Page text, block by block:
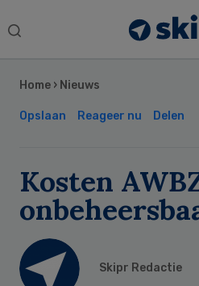
Search
Home › Nieuws
Opslaan Reageer nu Delen
Kosten
Skipr Redactie
Sidebar